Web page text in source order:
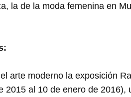
la de la moda femenina en
arte moderno la exposición
2015 al 10 de enero de 2016),